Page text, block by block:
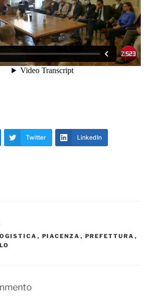
Twitter LinkedIn
, PIACENZA , PREFETTURA ,